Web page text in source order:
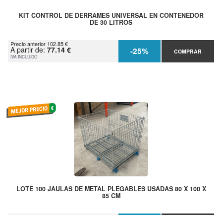
KIT CONTROL DE DERRAMES UNIVERSAL EN CONTENEDOR
DE 30 LITROS
Precio anterior 102.85 €
A partir de: 77.14 €
IVA INCLUIDO -25% COMPRAR
LOTE 100 JAULAS DE METAL PLEGABLES USADAS 80 X 100 X
85 CM